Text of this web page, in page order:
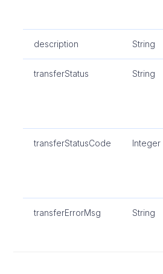
description String
transferStatus String
transferStatusCode Integer
transferErrorMsg String